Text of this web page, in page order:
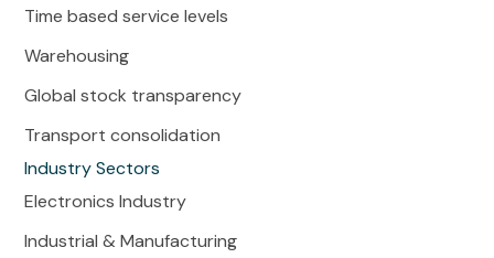
Time based service levels
Warehousing
Global stock transparency
Transport consolidation
Industry Sectors
Electronics Industry
Industrial & Manufacturing